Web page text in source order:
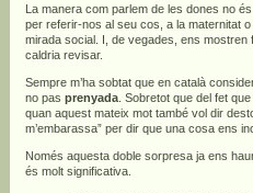
La manera com parlem de les dones no
per referir-nos al seu cos, a la maternitat
mirada social. I, de vegades, ens
caldria revisar.
Sempre m’ha sobtat que en català
no pas prenyada . Sobretot que del fet
quan aquest mateix mot també vol dir
m’embarassa” per dir que una cosa ens
Només aquesta doble sorpresa ja ens
és molt significativa.